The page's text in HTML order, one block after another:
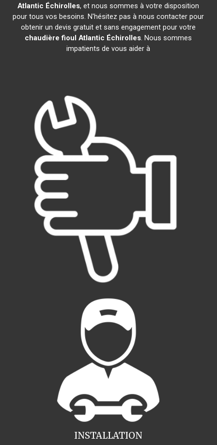
Atlantic Échirolles, et nous sommes à votre disposition
pour tous vos besoins. N'hésitez pas à nous contacter pour
obtenir un devis gratuit et sans engagement pour votre
chaudière fioul Atlantic Échirolles. Nous sommes
impatients de vous aider à
INSTALLATION